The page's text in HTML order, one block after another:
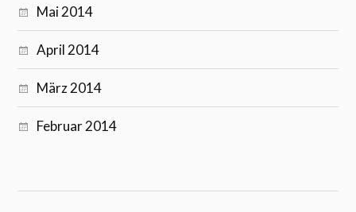
Mai 2014
April 2014
März 2014
Februar 2014